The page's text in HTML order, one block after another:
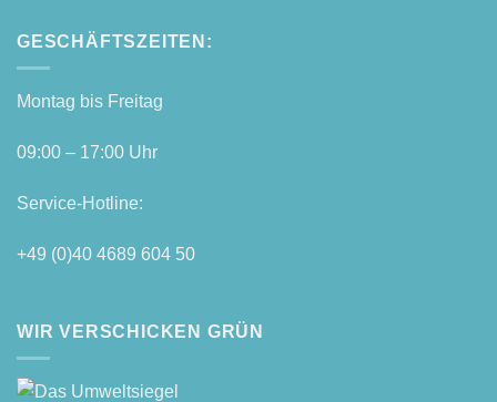
GESCHÄFTSZEITEN:
Mon­tag bis Freitag
09:00 – 17:00 Uhr
Ser­vice-Hot­line:
+49 (0)40 4689 604 50
WIR VERSCHICKEN GRÜN